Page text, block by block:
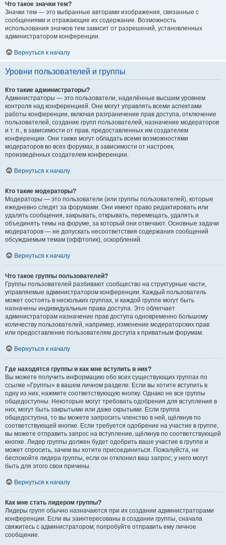
Что такое значки тем?
Значки тем — это выбранные авторами изображения, связанные с
сообщениями и отражающие их содержание. Возможность
использования значков тем зависит от разрешений, установленных
администратором конференции.
Вернуться к началу
Уровни пользователей и группы
Кто такие администраторы?
Администраторы — это пользователи, наделённые высшим уровнем
контроля над конференцией. Они могут управлять всеми аспектами
работы конференции, включая разграничение прав доступа, отключение
пользователей, создание групп пользователей, назначение модераторов
и т. п., в зависимости от прав, предоставленных им создателем
конференции. Они также могут обладать всеми возможностями
модераторов во всех форумах, в зависимости от настроек,
произведённых создателем конференции.
Вернуться к началу
Кто такие модераторы?
Модераторы — это пользователи (или группы пользователей), которые
ежедневно следят за форумами. Они имеют право редактировать или
удалять сообщения, закрывать, открывать, перемещать, удалять и
объединять темы на форуме, за который они отвечают. Основные задачи
модераторов — не допускать несоответствия содержания сообщений
обсуждаемым темам (оффтопик), оскорблений.
Вернуться к началу
Что такое группы пользователей?
Группы пользователей разбивают сообщество на структурные части,
управляемые администратором конференции. Каждый пользователь
может состоять в нескольких группах, и каждой группе могут быть
назначены индивидуальные права доступа. Это облегчает
администраторам назначение прав доступа одновременно большому
количеству пользователей, например, изменение модераторских прав
или предоставление пользователям доступа к приватным форумам.
Вернуться к началу
Где находятся группы и как мне вступить в них?
Вы можете получить информацию обо всех существующих группах по
ссылке «Группы» в вашем личном разделе. Если вы хотите вступить в
одну из них, нажмите соответствующую кнопку. Однако не все группы
общедоступны. Некоторые могут требовать одобрения для вступления в
них, могут быть закрытыми или даже скрытыми. Если группа
общедоступна, то вы можете запросить членство в ней, щёлкнув по
соответствующей кнопке. Если требуется одобрение на участие в группе,
вы можете отправить запрос на вступление, щёлкнув по соответствующей
кнопке. Лидер группы должен будет одобрить ваше участие в группе и
может спросить, зачем вы хотите присоединиться. Пожалуйста, не
беспокойте лидера группы, если он отклонил ваш запрос; у него могут
быть для этого свои причины.
Вернуться к началу
Как мне стать лидером группы?
Лидеры групп обычно назначаются при их создании администраторами
конференции. Если вы заинтересованы в создании группы, сначала
свяжитесь с администратором; попробуйте отправить ему личное
сообщение.